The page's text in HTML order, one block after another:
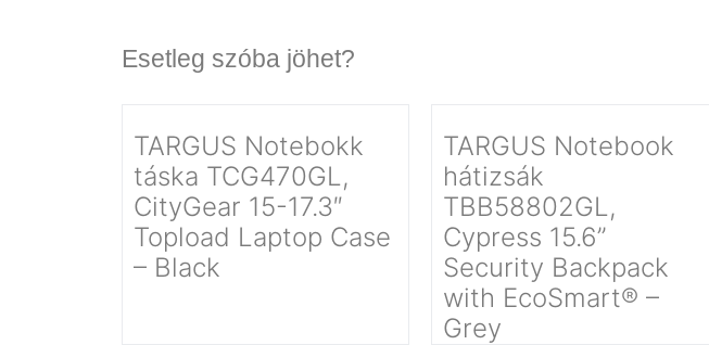
Esetleg szóba jöhet?
TARGUS Notebokk
táska TCG470GL,
CityGear 15-17.3″
Topload Laptop Case
– Black
TARGUS Notebook
hátizsák
TBB58802GL,
Cypress 15.6”
Security Backpack
with EcoSmart® –
Grey